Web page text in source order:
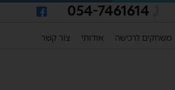
054-7461614
משחקים לרכישה אודותי צור קשר